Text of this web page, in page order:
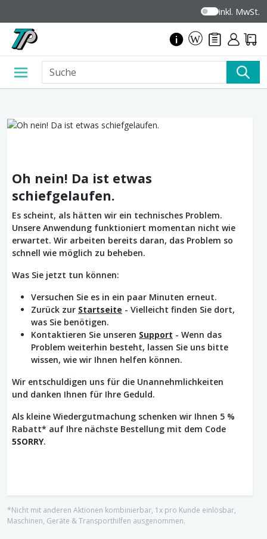
inkl. MwSt.
Oh nein! Da ist etwas
schiefgelaufen.
Es scheint, als hätten wir ein technisches Problem.
Unsere Anwendung funktioniert momentan nicht wie
erwartet. Wir arbeiten bereits daran, das Problem so
schnell wie möglich zu beheben.
Was Sie jetzt tun können:
Versuchen Sie es in ein paar Minuten erneut.
Zurück zur Startseite - Vielleicht finden Sie dort,
was Sie benötigen.
Kontaktieren Sie unseren Support - Wenn das
Problem weiterhin besteht, lassen Sie uns bitte
wissen, wie wir Ihnen helfen können.
Wir entschuldigen uns für die Unannehmlichkeiten
und danken Ihnen für Ihre Geduld.
Als kleine Wiedergutmachung schenken wir Ihnen 5 %
Rabatt* auf Ihre nächste Bestellung mit dem Code
5SORRY.
*Nicht mit anderen Aktionen kombinierbar, 1x pro Kunde einlösbar,
Maschinen, Geräte & Transporthilfen ausgenommen.